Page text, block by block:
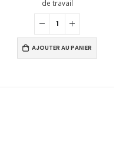
de travail
AJOUTER AU PANIER